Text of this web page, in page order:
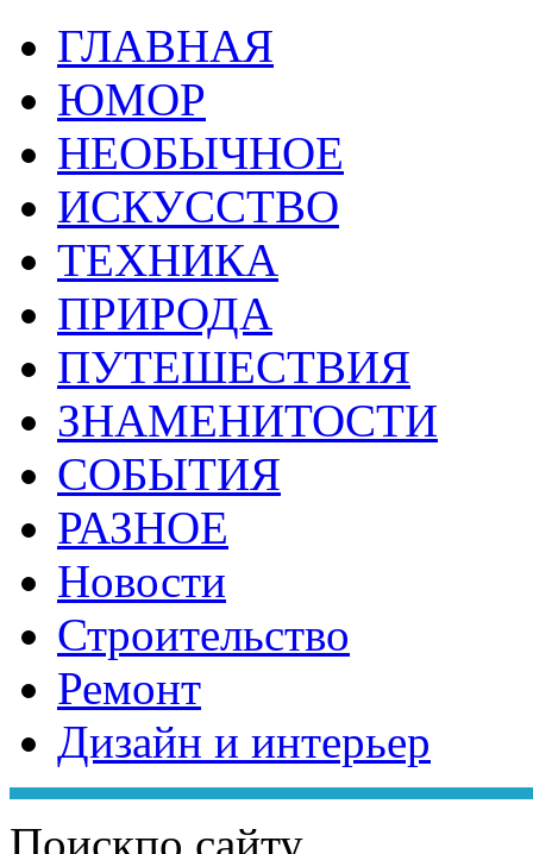
ГЛАВНАЯ
ЮМОР
НЕОБЫЧНОЕ
ИСКУССТВО
ТЕХНИКА
ПРИРОДА
ПУТЕШЕСТВИЯ
ЗНАМЕНИТОСТИ
СОБЫТИЯ
РАЗНОЕ
Новости
Строительство
Ремонт
Дизайн и интерьер